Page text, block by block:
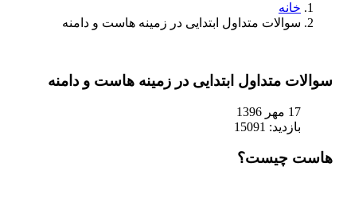
خانه
سوالات متداول ابتدایی در زمینه هاست و دامنه
سوالات متداول ابتدایی در زمینه هاست و دامنه
17 مهر 1396
بازدید: 15091
هاست چیست؟